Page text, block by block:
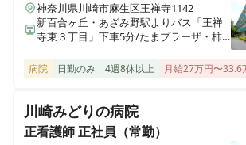
准看護師 パート・アルバイト
【非常勤｜訪問診療看護師】勤務日数
◎｜日勤のみ◎｜有給取得率95％超◎｜
地域密着型のケアミックス病院
正看護師 パート・アルバイト
神奈川県川崎市麻生区王禅寺1142
新百合ヶ丘・あざみ野駅よりバス「王禅
寺東３丁目」下車5分/たまプラーザ・柿
病院 日勤のみ 4週8休以上 月給27万円〜33.6
川崎みどりの病院
正看護師正社員（常勤）